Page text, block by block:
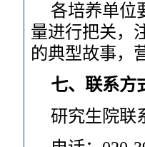
各培养单位
量进行把关，
的典型故事，
七、联系方
研究生院联